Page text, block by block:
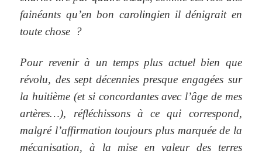
fainéants qu’en bon carolingien il dénigrait en
toute chose ?
Pour revenir à un temps plus actuel bien que
révolu, des sept décennies presque engagées sur
la huitième (et si concordantes avec l’âge de mes
artères…), réfléchissons à ce qui correspond,
malgré l’affirmation toujours plus marquée de la
mécanisation, à la mise en valeur des terres